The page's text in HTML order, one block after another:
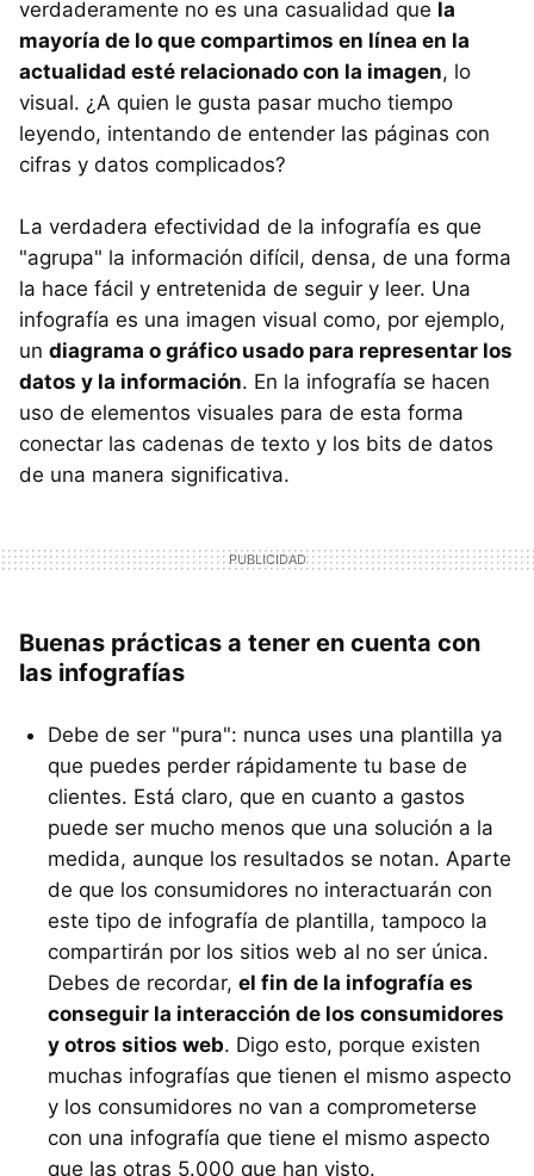
verdaderamente no es una casualidad que la
mayoría de lo que compartimos en línea en la
actualidad esté relacionado con la imagen, lo
visual. ¿A quien le gusta pasar mucho tiempo
leyendo, intentando de entender las páginas con
cifras y datos complicados?
La verdadera efectividad de la infografía es que
"agrupa" la información difícil, densa, de una forma
la hace fácil y entretenida de seguir y leer. Una
infografía es una imagen visual como, por ejemplo,
un diagrama o gráfico usado para representar los
datos y la información. En la infografía se hacen
uso de elementos visuales para de esta forma
conectar las cadenas de texto y los bits de datos
de una manera significativa.
Buenas prácticas a tener en cuenta con
las infografías
Debe de ser "pura": nunca uses una plantilla ya
que puedes perder rápidamente tu base de
clientes. Está claro, que en cuanto a gastos
puede ser mucho menos que una solución a la
medida, aunque los resultados se notan. Aparte
de que los consumidores no interactuarán con
este tipo de infografía de plantilla, tampoco la
compartirán por los sitios web al no ser única.
Debes de recordar, el fin de la infografía es
conseguir la interacción de los consumidores
y otros sitios web. Digo esto, porque existen
muchas infografías que tienen el mismo aspecto
y los consumidores no van a comprometerse
con una infografía que tiene el mismo aspecto
que las otras 5.000 que han visto.